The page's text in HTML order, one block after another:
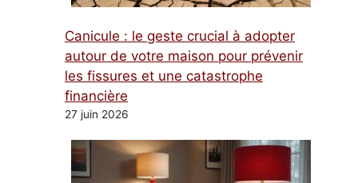
Canicule : le geste crucial à adopter
autour de votre maison pour prévenir
les fissures et une catastrophe
financière
27 juin 2026